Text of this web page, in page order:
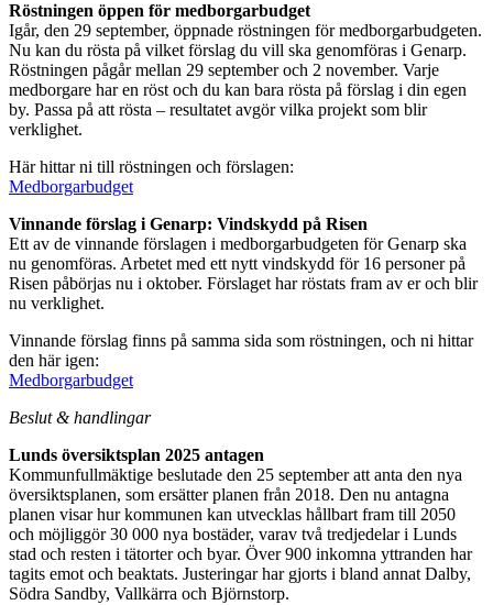
Röstningen öppen för medborgarbudget
Igår, den 29 september, öppnade röstningen för medborgarbudgeten.
Nu kan du rösta på vilket förslag du vill ska genomföras i Genarp.
Röstningen pågår mellan 29 september och 2 november. Varje
medborgare har en röst och du kan bara rösta på förslag i din egen
by. Passa på att rösta – resultatet avgör vilka projekt som blir
verklighet.
Här hittar ni till röstningen och förslagen:
Medborgarbudget
Vinnande förslag i Genarp: Vindskydd på Risen
Ett av de vinnande förslagen i medborgarbudgeten för Genarp ska
nu genomföras. Arbetet med ett nytt vindskydd för 16 personer på
Risen påbörjas nu i oktober. Förslaget har röstats fram av er och blir
nu verklighet.
Vinnande förslag finns på samma sida som röstningen, och ni hittar
den här igen:
Medborgarbudget
Beslut & handlingar
Lunds översiktsplan 2025 antagen
Kommunfullmäktige beslutade den 25 september att anta den nya
översiktsplanen, som ersätter planen från 2018. Den nu antagna
planen visar hur kommunen kan utvecklas hållbart fram till 2050
och möjliggör 30 000 nya bostäder, varav två tredjedelar i Lunds
stad och resten i tätorter och byar. Över 900 inkomna yttranden har
tagits emot och beaktats. Justeringar har gjorts i bland annat Dalby,
Södra Sandby, Vallkärra och Björnstorp.